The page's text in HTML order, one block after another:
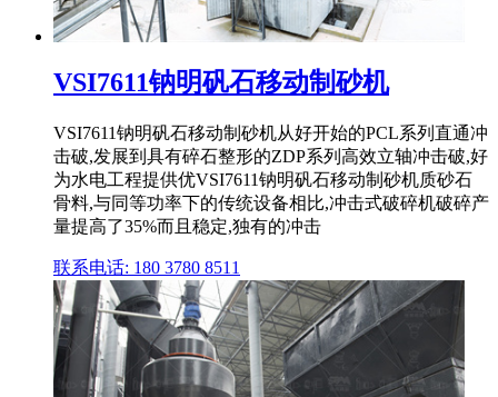
VSI7611钠明矾石移动制砂机
VSI7611钠明矾石移动制砂机从好开始的PCL系列直通冲
击破,发展到具有碎石整形的ZDP系列高效立轴冲击破,好
为水电工程提供优VSI7611钠明矾石移动制砂机质砂石
骨料,与同等功率下的传统设备相比,冲击式破碎机破碎产
量提高了35%而且稳定,独有的冲击
联系电话: 180 3780 8511